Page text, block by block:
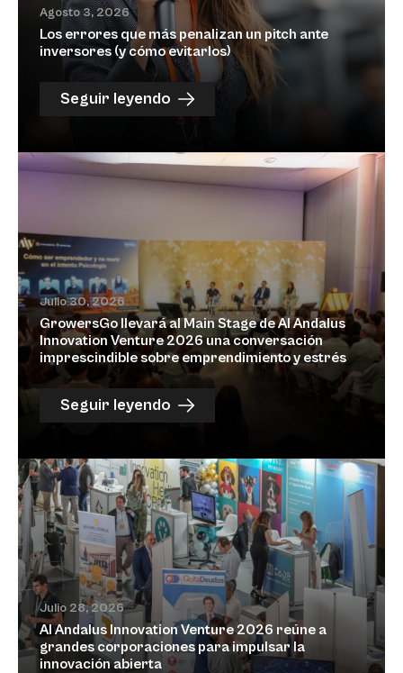
Agosto 3, 2026
Los errores que más penalizan un pitch ante
inversores (y cómo evitarlos)
Seguir leyendo
Julio 30, 2026
GrowersGo llevará al Main Stage de Al Andalus
Innovation Venture 2026 una conversación
imprescindible sobre emprendimiento y estrés
Seguir leyendo
Julio 28, 2026
Al Andalus Innovation Venture 2026 reúne a
grandes corporaciones para impulsar la
innovación abierta